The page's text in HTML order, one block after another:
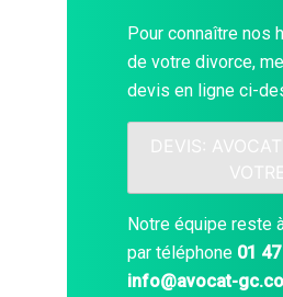
Pour connaître nos
de votre divorce,
devis en ligne ci-
DEVIS:
Notre équipe reste
par téléphone 01
info@avocat-